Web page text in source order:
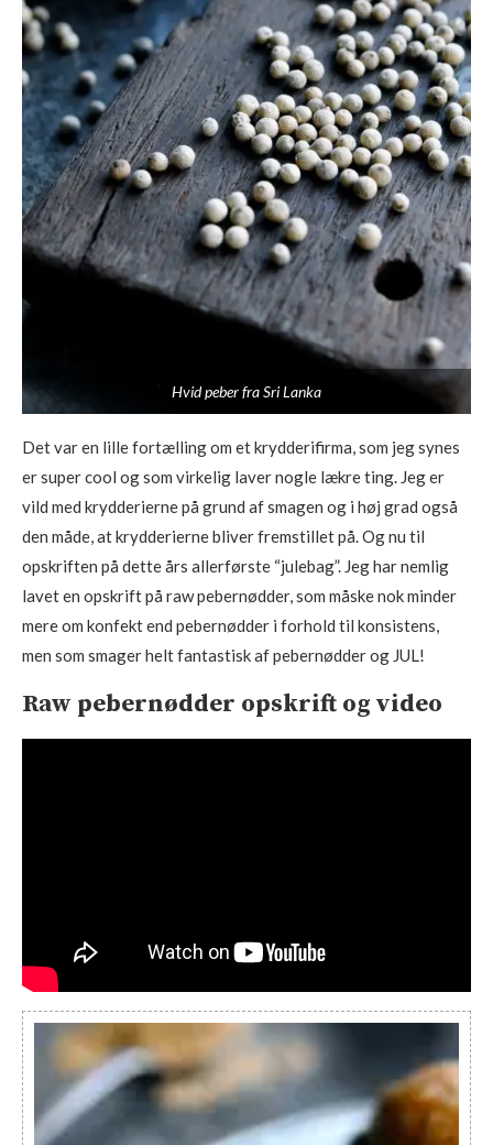
Hvid peber fra Sri Lanka
Det var en lille fortælling om et krydderifirma, som jeg synes
er super cool og som virkelig laver nogle lækre ting. Jeg er
vild med krydderierne på grund af smagen og i høj grad også
den måde, at krydderierne bliver fremstillet på. Og nu til
opskriften på dette års allerførste “julebag”. Jeg har nemlig
lavet en opskrift på raw pebernødder, som måske nok minder
mere om konfekt end pebernødder i forhold til konsistens,
men som smager helt fantastisk af pebernødder og JUL!
Raw pebernødder opskrift og video